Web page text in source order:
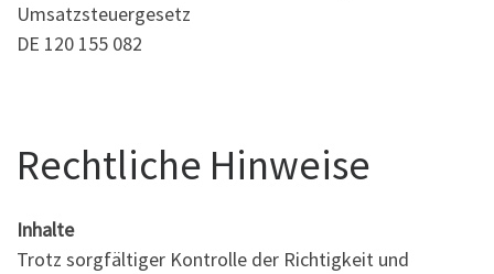
Umsatzsteuergesetz
DE 120 155 082
Rechtliche Hinweise
Inhalte
Trotz sorgfältiger Kontrolle der Richtigkeit und